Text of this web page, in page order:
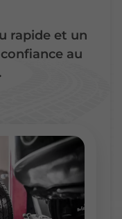
rapide et un
au